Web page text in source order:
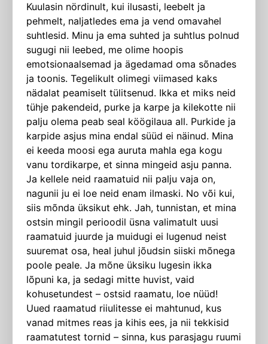
Kuulasin nördinult, kui ilusasti, leebelt ja
pehmelt, naljatledes ema ja vend omavahel
suhtlesid. Minu ja ema suhted ja suhtlus polnud
sugugi nii leebed, me olime hoopis
emotsionaalsemad ja ägedamad oma sõnades
ja toonis. Tegelikult olimegi viimased kaks
nädalat peamiselt tülitsenud. Ikka et miks neid
tühje pakendeid, purke ja karpe ja kilekotte nii
palju olema peab seal köögilaua all. Purkide ja
karpide asjus mina endal süüd ei näinud. Mina
ei keeda moosi ega auruta mahla ega kogu
vanu tordikarpe, et sinna mingeid asju panna.
Ja kellele neid raamatuid nii palju vaja on,
nagunii ju ei loe neid enam ilmaski. No või kui,
siis mõnda üksikut ehk. Jah, tunnistan, et mina
ostsin mingil perioodil üsna valimatult uusi
raamatuid juurde ja muidugi ei lugenud neist
suuremat osa, heal juhul jõudsin siiski mõnega
poole peale. Ja mõne üksiku lugesin ikka
lõpuni ka, ja sedagi mitte huvist, vaid
kohusetundest – ostsid raamatu, loe nüüd!
Uued raamatud riiulitesse ei mahtunud, kus
vanad mitmes reas ja kihis ees, ja nii tekkisid
raamatutest tornid – sinna, kus parasjagu ruumi